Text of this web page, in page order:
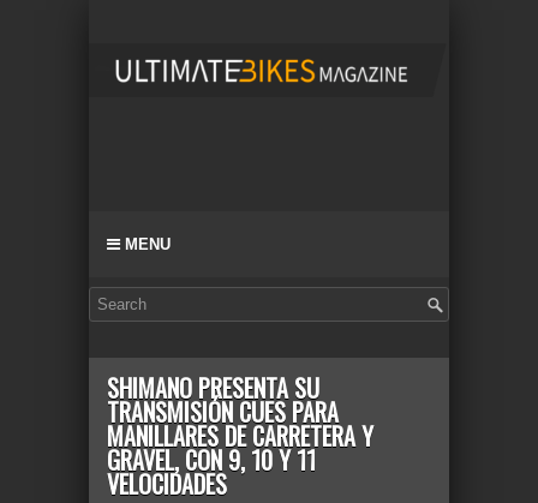
MENU
SHIMANO PRESENTA SU
TRANSMISIÓN CUES PARA
MANILLARES DE CARRETERA Y
GRAVEL, CON 9, 10 Y 11
VELOCIDADES